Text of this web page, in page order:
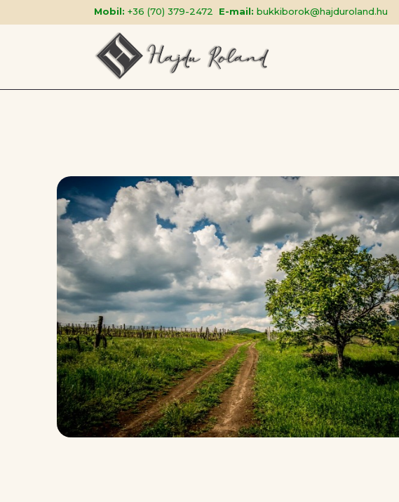
Mobil: +36 (70) 379-2472 E-mail: bukkiborok@hajduroland.hu